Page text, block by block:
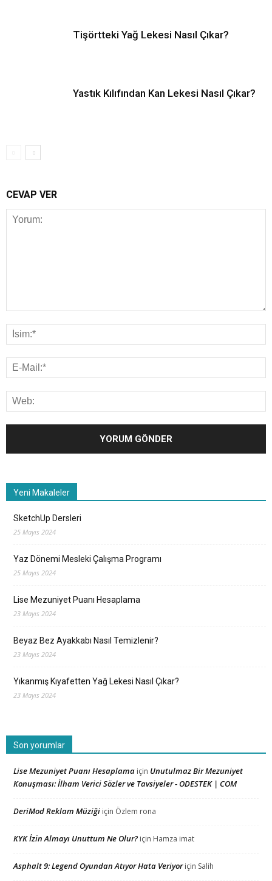
Tişörtteki Yağ Lekesi Nasıl Çıkar?
Yastık Kılıfından Kan Lekesi Nasıl Çıkar?
CEVAP VER
Yeni Makaleler
SketchUp Dersleri
25 Mayıs 2024
Yaz Dönemi Mesleki Çalışma Programı
25 Mayıs 2024
Lise Mezuniyet Puanı Hesaplama
23 Mayıs 2024
Beyaz Bez Ayakkabı Nasıl Temizlenir?
23 Mayıs 2024
Yıkanmış Kıyafetten Yağ Lekesi Nasıl Çıkar?
23 Mayıs 2024
Son yorumlar
Lise Mezuniyet Puanı Hesaplama için Unutulmaz Bir Mezuniyet
Konuşması: İlham Verici Sözler ve Tavsiyeler - ODESTEK | COM
DeriMod Reklam Müziği için Özlem rona
KYK İzin Almayı Unuttum Ne Olur? için Hamza imat
Asphalt 9: Legend Oyundan Atıyor Hata Veriyoriçin Salih